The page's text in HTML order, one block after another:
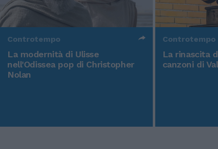
Controtempo
La modernità di Ulisse
nell'Odissea pop di Christopher
Nolan
Controtempo
La rinascita
canzoni di